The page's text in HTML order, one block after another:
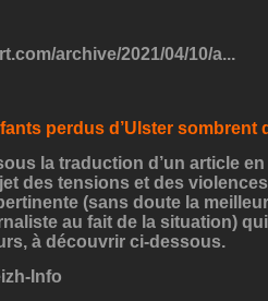
archive/2021/04/10/a...
perdus d’Ulster sombrent
la traduction d’un article
des tensions et des
(sans doute la
au fait de la situation)
à découvrir ci-dessous.
Info